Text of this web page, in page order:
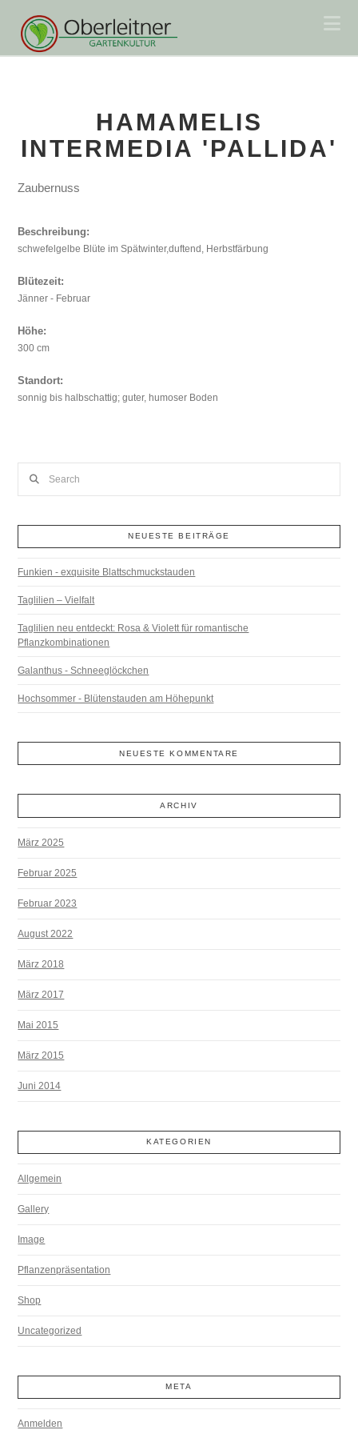
HAMAMELIS
INTERMEDIA 'PALLIDA'
Zaubernuss
Beschreibung:
schwefelgelbe Blüte im Spätwinter,duftend, Herbstfärbung
Blütezeit:
Jänner - Februar
Höhe:
300 cm
Standort:
sonnig bis halbschattig; guter, humoser Boden
NEUESTE BEITRÄGE
Funkien - exquisite Blattschmuckstauden
Taglilien – Vielfalt
Taglilien neu entdeckt: Rosa & Violett für romantische
Pflanzkombinationen
Galanthus - Schneeglöckchen
Hochsommer - Blütenstauden am Höhepunkt
NEUESTE KOMMENTARE
ARCHIV
März 2025
Februar 2025
Februar 2023
August 2022
März 2018
März 2017
Mai 2015
März 2015
Juni 2014
KATEGORIEN
Allgemein
Gallery
Image
Pflanzenpräsentation
Shop
Uncategorized
META
Anmelden